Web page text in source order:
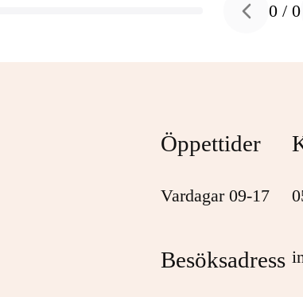
Previous
0 /0
Öppettider
Vardagar 09-17
Besöksadress